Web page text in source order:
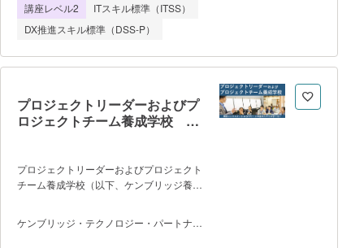
ド 副作用を目的としたメソッドv
値の取得を目的としたメソッド dir関
数 2.クラス 自作クラスとイン
スタンス クラスとメソッドの定義
コンストラクタの定義 インスタンス変
つクラス 継承 3.ファイル処
理 ファイルの読み込み ファイルオ
ブジェクト ファイルへの書き込み
ァリング 相対パスと絶対パス プロ
グラムファイルの文字コード ファイル
の読み書きと文字コード 4.例外処
Raise 複数のexcept, elseと
講座レベル2
ITスキル標準（ITSS）
DX推進スキル標準（DSS-P）
プロジェクトリーダーおよびプ
ロジェクトチーム養成学校
プロジェクトリーダーおよびプロジェクト
チーム養成学校（以下、ケンブリッジ養成
ナーズ株式会社が運営しています。 本
研修は、変革プロジェクトを推進するため
ケンブリッジ・テクノロジー・パートナー